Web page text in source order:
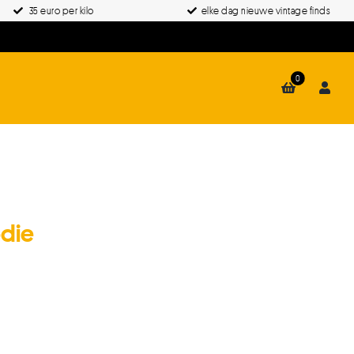
35 euro per kilo elke dag nieuwe vintage finds
0